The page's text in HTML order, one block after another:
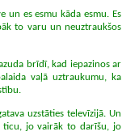
un es esmu kāda esmu. Es
to varu un neuztraukšos
brīdī, kad iepazinos ar
vaļā uztraukumu, ka
uzstāties televīzijā. Un
ticu, jo vairāk to darīšu, jo